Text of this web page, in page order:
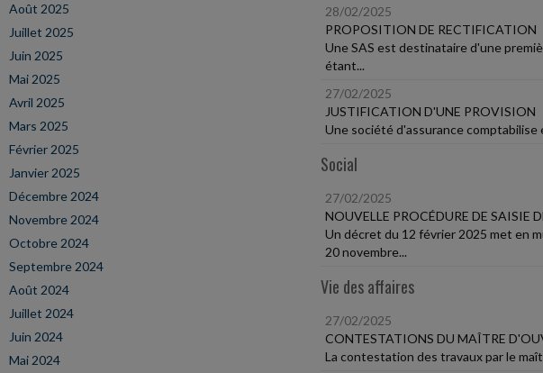
Août 2025
Juillet 2025
Juin 2025
Mai 2025
Avril 2025
Mars 2025
Février 2025
Janvier 2025
Décembre 2024
Novembre 2024
Octobre 2024
Septembre 2024
Août 2024
Juillet 2024
Juin 2024
Mai 2024
28/02/2025
PROPOSITION DE RECTIFICATION
Une SAS est destinataire d'une
étant...
27/02/2025
JUSTIFICATION D'UNE PROVISION
Une société d'assurance
Social
27/02/2025
NOUVELLE PROCÉDURE DE SAISIE
Un décret du 12 février 2025 met en
20 novembre...
Vie des affaires
27/02/2025
CONTESTATIONS DU MAÎTRE
La contestation des travaux par le